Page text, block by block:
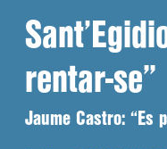
rentar-se”
Jaume Castro: “Es